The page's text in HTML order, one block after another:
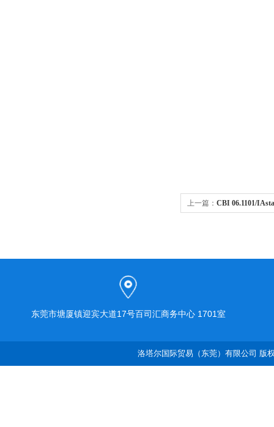
上一篇： CBI 06.1101/
东莞市塘厦镇迎宾大道17号百司汇商务中心 1701室
洛塔尔国际贸易（东莞）有限公司 版